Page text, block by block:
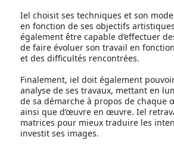
Iel choisit ses techniques et son
en fonction de ses objectifs
également être capable d’effectuer
de faire évoluer son travail en
et des difficultés rencontrées.
Finalement, iel doit également
analyse de ses travaux, mettant en
de sa démarche à propos de chaque
ainsi que d’œuvre en œuvre. Iel
matrices pour mieux traduire les
investit ses images.